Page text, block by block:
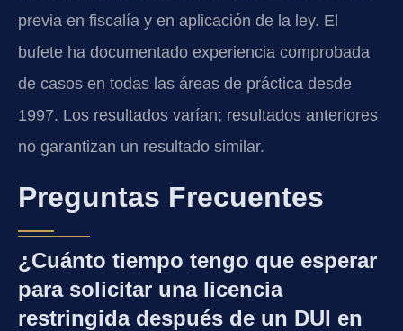
previa en fiscalía y en aplicación de la ley. El
bufete ha documentado experiencia comprobada
de casos en todas las áreas de práctica desde
1997. Los resultados varían; resultados anteriores
no garantizan un resultado similar.
Preguntas Frecuentes
¿Cuánto tiempo tengo que esperar
para solicitar una licencia
restringida después de un DUI en